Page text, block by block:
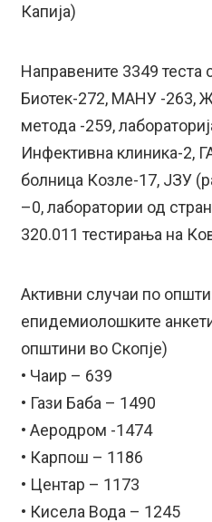
Капија)
Направените 3349
Биотек-272, МАНУ -263,
метода -259,
Инфективна клиника-2,
болница Козле-17, ЈЗУ
–0, лаборатории од
320.011 тестирања на
Активни случаи по
епидемиолошките
општини во Скопје)
• Чаир – 639
• Гази Баба – 1490
• Аеродром -1474
• Карпош – 1186
• Центар – 1173
• Кисела Вода – 1245